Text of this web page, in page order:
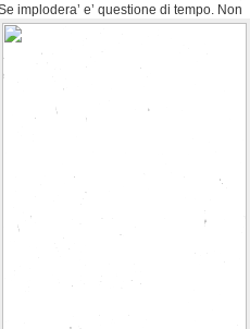
implodera’ e’ questione di tempo. Non